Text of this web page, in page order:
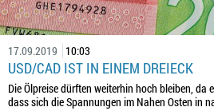
17.09.2019 10:03
USD/CAD IST IN EINEM DREIECK
Die Ölpreise dürften weiterhin hoch bleiben, da
dass sich die Spannungen im Nahen Osten in